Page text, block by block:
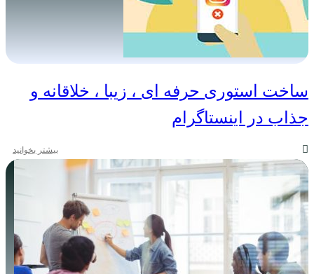
ساخت استوری حرفه ای ، زیبا ، خلاقانه و
جذاب در اینستاگرام
بیشتر بخوانید